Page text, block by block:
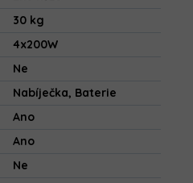
30 kg
4x200W
Ne
Nabíječka, Baterie
Ano
Ano
Ne